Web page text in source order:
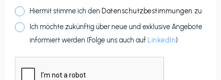
Hiermit stimme ich den Datenschutzbestimmungen zu
Ich möchte zukünftig über neue und exklusive Angebote
informiert werden (Folge uns auch aufLinkedIn)